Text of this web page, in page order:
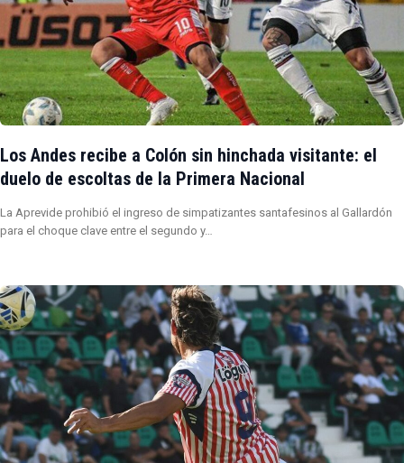
Los Andes recibe a Colón sin hinchada visitante: el
duelo de escoltas de la Primera Nacional
La Aprevide prohibió el ingreso de simpatizantes santafesinos al Gallardón
para el choque clave entre el segundo y…